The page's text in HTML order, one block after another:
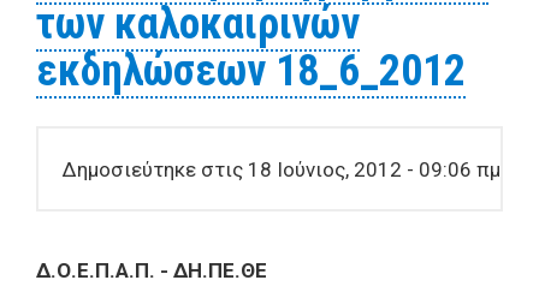
των καλοκαιρινών
εκδηλώσεων 18_6_2012
Δημοσιεύτηκε στις 18 Ιούνιος, 2012 - 09:06 πμ
Δ.Ο.Ε.Π.Α.Π. - ΔΗ.ΠΕ.ΘΕ